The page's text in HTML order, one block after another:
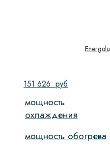
151 626 руб
мощность
охлаждения
мощность обогрева